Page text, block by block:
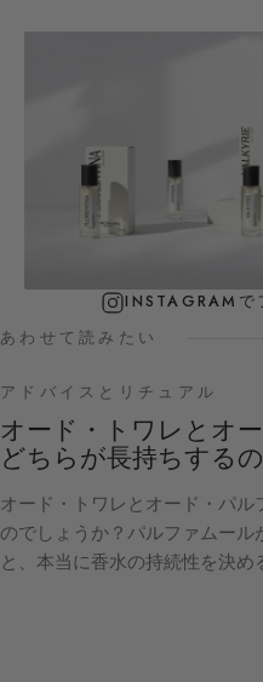
INSTAGRAMで
あわせて読みたい
アドバイスとリチュアル
オード・トワレとオ
どちらが長持ちする
オード・トワレとオード・パ
のでしょうか？パルファムー
と、本当に香水の持続性を決め